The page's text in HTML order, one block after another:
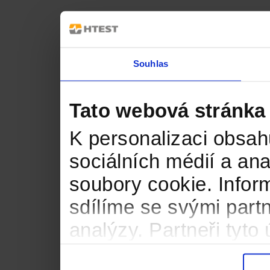
Souhlas
Tato webová
K personalizaci
sociálních médií a
soubory cookie.
sdílíme se svými
analýzy. Partneři tyto
informacemi, které